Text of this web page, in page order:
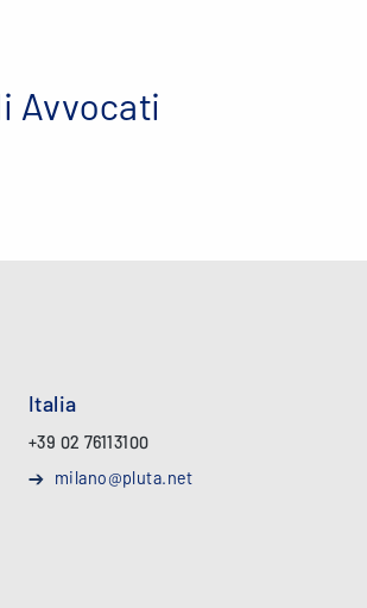
Avvocati
Italia
+39 02 76113100
milano@pluta.net